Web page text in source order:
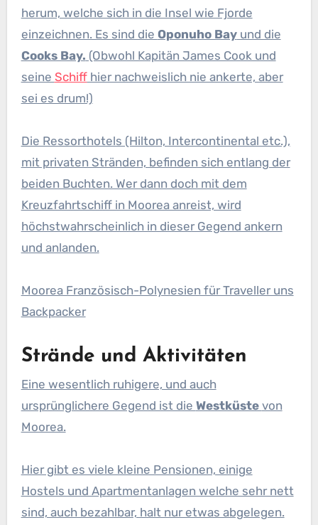
herum, welche sich in die Insel wie Fjorde
einzeichnen. Es sind die Oponuho Bayund die
Cooks Bay. (Obwohl Kapitän James Cook und
seine Schiffhier nachweislich nie ankerte, aber
sei es drum!)
Die Ressorthotels (Hilton, Intercontinental etc.),
mit privaten Stränden, befinden sich entlang der
beiden Buchten. Wer dann doch mit dem
Kreuzfahrtschiff in Moorea anreist, wird
höchstwahrscheinlich in dieser Gegend ankern
und anlanden.
Moorea Französisch-Polynesien für Traveller uns
Backpacker
Strände und Aktivitäten
Eine wesentlich ruhigere, und auch
ursprünglichere Gegend ist die Westküste von
Moorea.
Hier gibt es viele kleine Pensionen, einige
Hostels und Apartmentanlagen welche sehr nett
sind, auch bezahlbar, halt nur etwas abgelegen.